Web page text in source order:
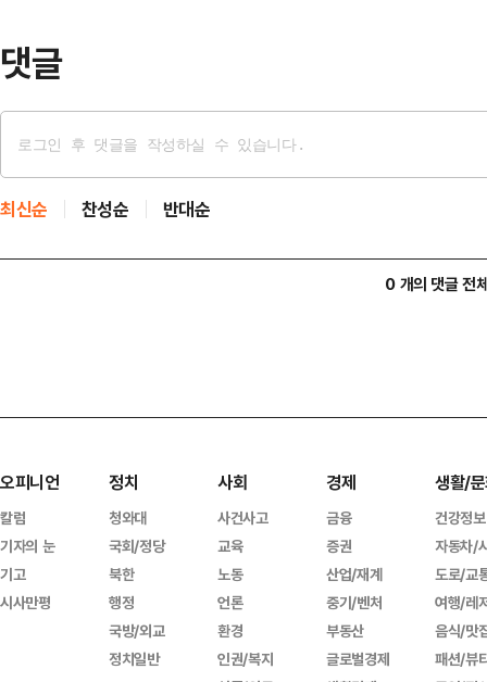
댓글
최신순 찬성순 반대순
0 개의 댓글 전
오피니언
칼럼
기자의 눈
기고
시사만평
정치
청와대
국회/정당
북한
행정
국방/외교
정치일반
사회
사건사고
교육
노동
언론
환경
인권/복지
경제
금융
증권
산업/재계
중기/벤처
부동산
글로벌경제
생활/
건강정보
자동차/
도로/교
여행/레
음식/맛
패션/뷰